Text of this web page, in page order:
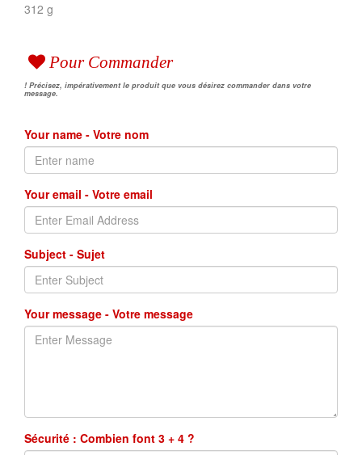
312 g
Pour Commander
! Précisez, impérativement le produit que vous désirez commander dans votre
message.
Your name - Votre nom
Your email - Votre email
Subject - Sujet
Your message - Votre message
Sécurité : Combien font 3 + 4 ?